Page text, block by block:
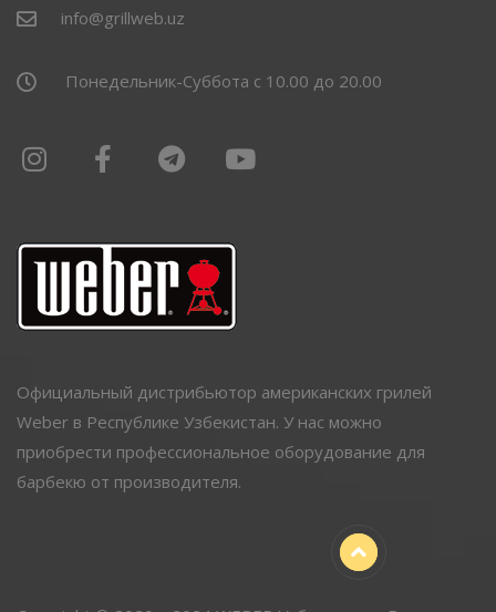
info@grillweb.uz
Понедельник-Суббота с 10.00 до 20.00
Официальный дистрибьютор американских грилей
Weber в Республике Узбекистан. У нас можно
приобрести профессиональное оборудование для
барбекю от производителя.